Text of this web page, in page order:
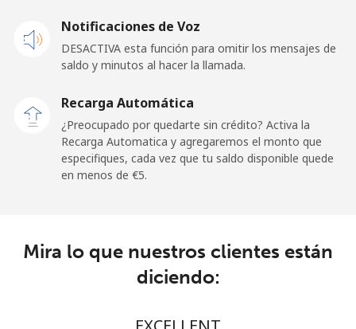
Claro
Landlines
⁦10.9¢⁩
⁦€5⁩
Equatorial Guinea
⁦29.9¢⁩
Notificaciones de Voz
DESACTIVA esta función para omitir los mensajes de
saldo y minutos al hacer la llamada.
Recarga Automática
¿Preocupado por quedarte sin crédito? Activa la
Recarga Automatica y agregaremos el monto que
especifiques, cada vez que tu saldo disponible quede
en menos de ⁦€5⁩.
Mira lo que nuestros clientes están
diciendo: